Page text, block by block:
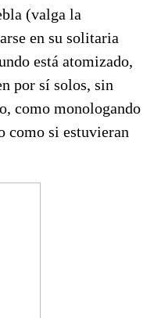
(valga la
en su solitaria
está atomizado,
por sí solos, sin
como monologando
como si estuvieran